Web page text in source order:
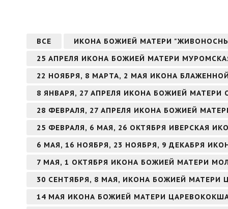
ВСЕ
ИКОНА БОЖИЕЙ МАТЕРИ
25 АПРЕЛЯ ИКОНА БОЖИЕЙ МАТЕРИ
22 НОЯБРЯ, 8 МАРТА, 2 МАЯ ИКОНА
8 ЯНВАРЯ, 27 АПРЕЛЯ ИКОНА БОЖИЕЙ МАТЕРИ
28 ФЕВРАЛЯ, 27 АПРЕЛЯ ИКОНА БОЖИЕЙ
25 ФЕВРАЛЯ, 6 МАЯ, 26 ОКТЯБРЯ ИВЕРСКАЯ
6 МАЯ, 16 НОЯБРЯ, 23 НОЯБРЯ, 9 ДЕКАБРЯ
7 МАЯ, 1 ОКТЯБРЯ ИКОНА БОЖИЕЙ МАТЕРИ
30 СЕНТЯБРЯ, 8 МАЯ, ИКОНА БОЖИЕЙ МАТЕРИ
14 МАЯ ИКОНА БОЖИЕЙ МАТЕРИ